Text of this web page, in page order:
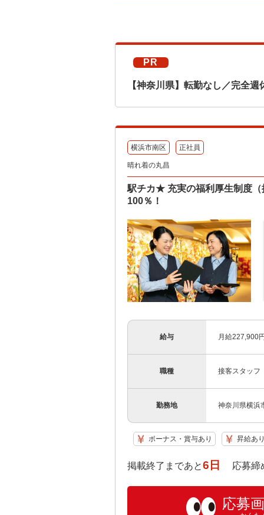
PR
【神奈川県】転勤なし／完全
横浜市南区 正社員
晴れ着の丸昌
駅チカ★ 充実の福利厚生制度
100％！
給与 月給227,900
職種 接客スタッフ
勤務地 神奈川県横浜
ボーナス・賞与あり 昇給あ
掲載終了まであと6日 応募締
応募